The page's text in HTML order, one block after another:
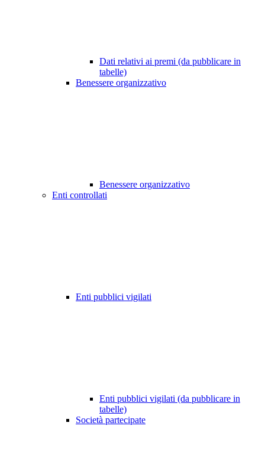
Dati relativi ai premi (da pubblicare in
tabelle)
Benessere organizzativo
Benessere organizzativo
Enti controllati
Enti pubblici vigilati
Enti pubblici vigilati (da pubblicare in
tabelle)
Società partecipate